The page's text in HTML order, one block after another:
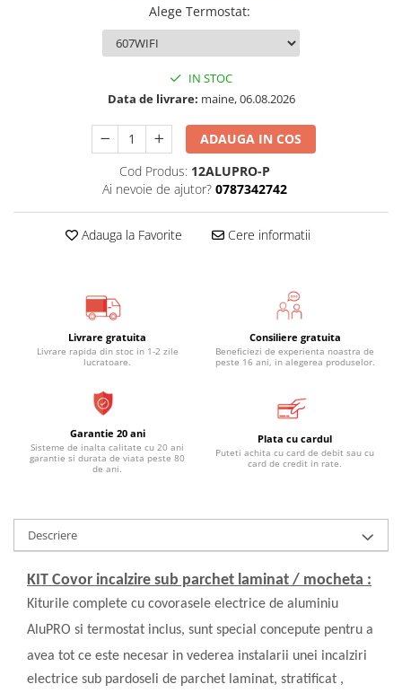
instalare in sapa EcoTwin-S
jgheaburi, burlane, acoperisuri
accesorii
Termostate si accesorii
Radiatoare electrice cu acumulare
Panouri radiante infrarosu
Kit complet incalzire in pardoseala
Alege Termostat:
IN STOC
Data de livrare: maine, 06.08.2026
ADAUGA IN COS
Cod Produs: 12ALUPRO-P
Ai nevoie de ajutor? 0787342742
Adauga la Favorite Cere informatii
Livrare gratuita
Livrare rapida din stoc in 1-2 zile
lucratoare.
Consiliere gratuita
Beneficiezi de experienta noastra de
peste 16 ani, in alegerea produselor.
Garantie 20 ani
Sisteme de inalta calitate cu 20 ani
garantie si durata de viata peste 80
de ani.
Plata cu cardul
Puteti achita cu card de debit sau cu
card de credit in rate.
Descriere
KIT Covor incalzire sub parchet laminat / mocheta :
Kiturile complete cu covorasele electrice de aluminiu
AluPRO si termostat inclus, sunt special concepute pentru a
avea tot ce este necesar in vederea instalarii unei incalziri
electrice sub pardoseli de parchet laminat, stratificat ,